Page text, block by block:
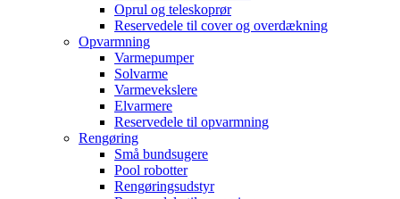
Oprul og teleskoprør
Reservedele til cover og overdækning
Opvarmning
Varmepumper
Solvarme
Varmevekslere
Elvarmere
Reservedele til opvarmning
Rengøring
Små bundsugere
Pool robotter
Rengøringsudstyr